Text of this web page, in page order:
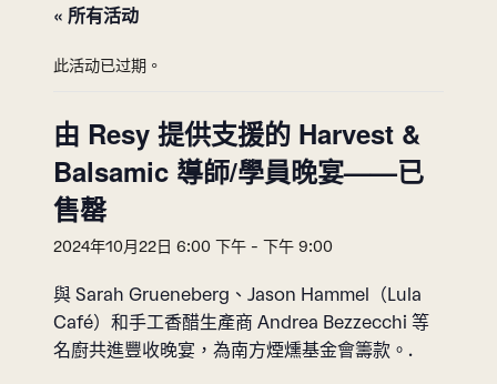
« 所有活动
此活动已过期。
由 Resy 提供支援的 Harvest &
Balsamic 導師/學員晚宴——已
售罄
2024年10月22日 6:00 下午 - 下午 9:00
與 Sarah Grueneberg、Jason Hammel（Lula
Café）和手工香醋生產商 Andrea Bezzecchi 等
名廚共進豐收晚宴，為南方煙燻基金會籌款。.